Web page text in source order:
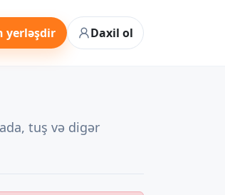
yerləşdir Daxil ol
tuş və digər